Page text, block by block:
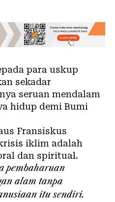
para uskup
sekadar
seruan mendalam
hidup demi Bumi
Fransiskus
iklim adalah
dan spiritual.
pembaharuan
alam tanpa
itu sendiri.